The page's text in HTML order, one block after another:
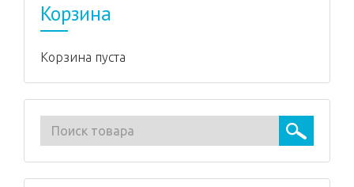
Корзина
Корзина пуста